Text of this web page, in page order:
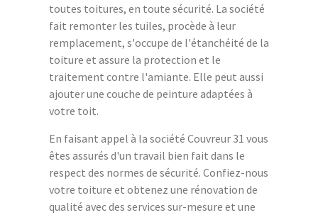
toutes toitures, en toute sécurité. La société
fait remonter les tuiles, procède à leur
remplacement, s'occupe de l'étanchéité de la
toiture et assure la protection et le
traitement contre l'amiante. Elle peut aussi
ajouter une couche de peinture adaptées à
votre toit.
En faisant appel à la société Couvreur 31 vous
êtes assurés d'un travail bien fait dans le
respect des normes de sécurité. Confiez-nous
votre toiture et obtenez une rénovation de
qualité avec des services sur-mesure et une